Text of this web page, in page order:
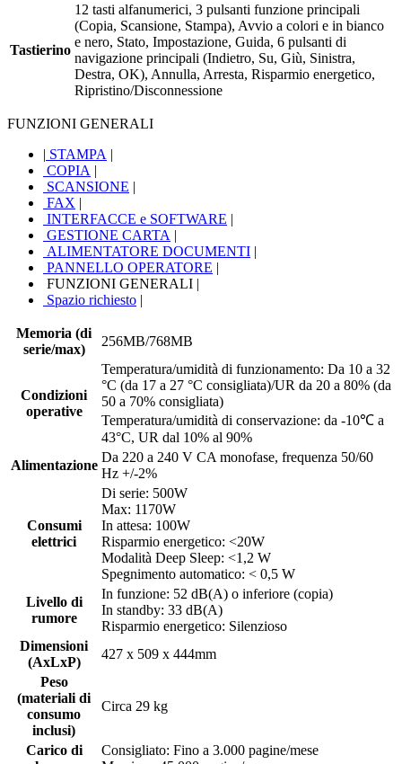
Tastierino
12 tasti alfanumerici, 3 pulsanti funzione principali
(Copia, Scansione, Stampa), Avvio a colori e in bianco
e nero, Stato, Impostazione, Guida, 6 pulsanti di
navigazione principali (Indietro, Su, Giù, Sinistra,
Destra, OK), Annulla, Arresta, Risparmio energetico,
Ripristino/Disconnessione
FUNZIONI GENERALI
| STAMPA |
COPIA |
SCANSIONE |
FAX |
INTERFACCE e SOFTWARE |
GESTIONE CARTA |
ALIMENTATORE DOCUMENTI |
PANNELLO OPERATORE |
FUNZIONI GENERALI |
Spazio richiesto |
Memoria (di
serie/max)
256MB/768MB
Condizioni
operative
Temperatura/umidità di funzionamento: Da 10 a 32
°C (da 17 a 27 °C consigliata)/UR da 20 a 80% (da
50 a 70% consigliata)
Temperatura/umidità di conservazione: da -10℃ a
43°C, UR dal 10% al 90%
Alimentazione
Da 220 a 240 V CA monofase, frequenza 50/60
Hz +/-2%
Consumi
elettrici
Di serie:‎ 500W
Max: 1170W
In attesa: 100W
Risparmio energetico: <20W
Modalità Deep Sleep: <1,2 W
Spegnimento automatico: < 0,5 W
Livello di
rumore
In funzione: 52 dB(A) o inferiore (copia)
In standby: 33 dB(A)
Risparmio energetico: Silenzioso
Dimensioni
(AxLxP)
427 x 509 x 444mm
Peso
(materiali di
consumo
inclusi)
Circa 29 kg
Carico di
Consigliato: Fino a 3.000 pagine/mese